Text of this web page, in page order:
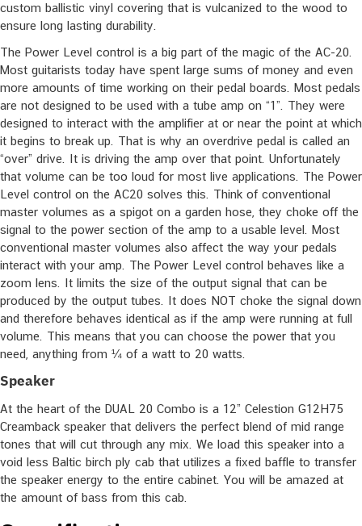
custom ballistic vinyl covering that is vulcanized to the wood to
ensure long lasting durability.
The Power Level control is a big part of the magic of the AC-20.
Most guitarists today have spent large sums of money and even
more amounts of time working on their pedal boards. Most pedals
are not designed to be used with a tube amp on “1”. They were
designed to interact with the amplifier at or near the point at which
it begins to break up. That is why an overdrive pedal is called an
“over” drive. It is driving the amp over that point. Unfortunately
that volume can be too loud for most live applications. The Power
Level control on the AC20 solves this. Think of conventional
master volumes as a spigot on a garden hose, they choke off the
signal to the power section of the amp to a usable level. Most
conventional master volumes also affect the way your pedals
interact with your amp. The Power Level control behaves like a
zoom lens. It limits the size of the output signal that can be
produced by the output tubes. It does NOT choke the signal down
and therefore behaves identical as if the amp were running at full
volume. This means that you can choose the power that you
need, anything from ¼ of a watt to 20 watts.
Speaker
At the heart of the DUAL 20 Combo is a 12” Celestion G12H75
Creamback speaker that delivers the perfect blend of mid range
tones that will cut through any mix. We load this speaker into a
void less Baltic birch ply cab that utilizes a fixed baffle to transfer
the speaker energy to the entire cabinet. You will be amazed at
the amount of bass from this cab.